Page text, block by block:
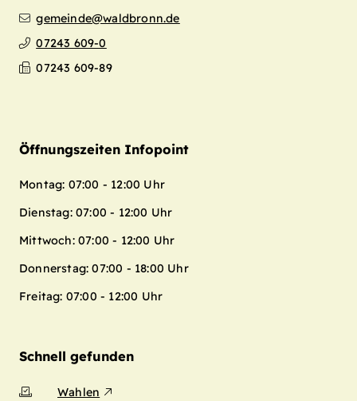
gemeinde@waldbronn.de
07243 609-0
07243 609-89
Öffnungszeiten Infopoint
Montag: 07:00 - 12:00 Uhr
Dienstag: 07:00 - 12:00 Uhr
Mittwoch: 07:00 - 12:00 Uhr
Donnerstag: 07:00 - 18:00 Uhr
Freitag: 07:00 - 12:00 Uhr
Schnell gefunden
Wahlen